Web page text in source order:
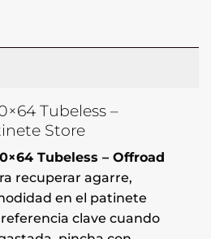
Tubeless –
Store
Tubeless – Offroad
recuperar agarre,
en el patinete
clave cuando